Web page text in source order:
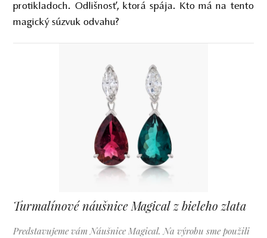
protikladoch. Odlišnosť, ktorá spája. Kto má na tento
magický súzvuk odvahu?
Turmalínové náušnice Magical z bieleho zlata
Predstavujeme vám Náušnice Magical. Na výrobu sme použili